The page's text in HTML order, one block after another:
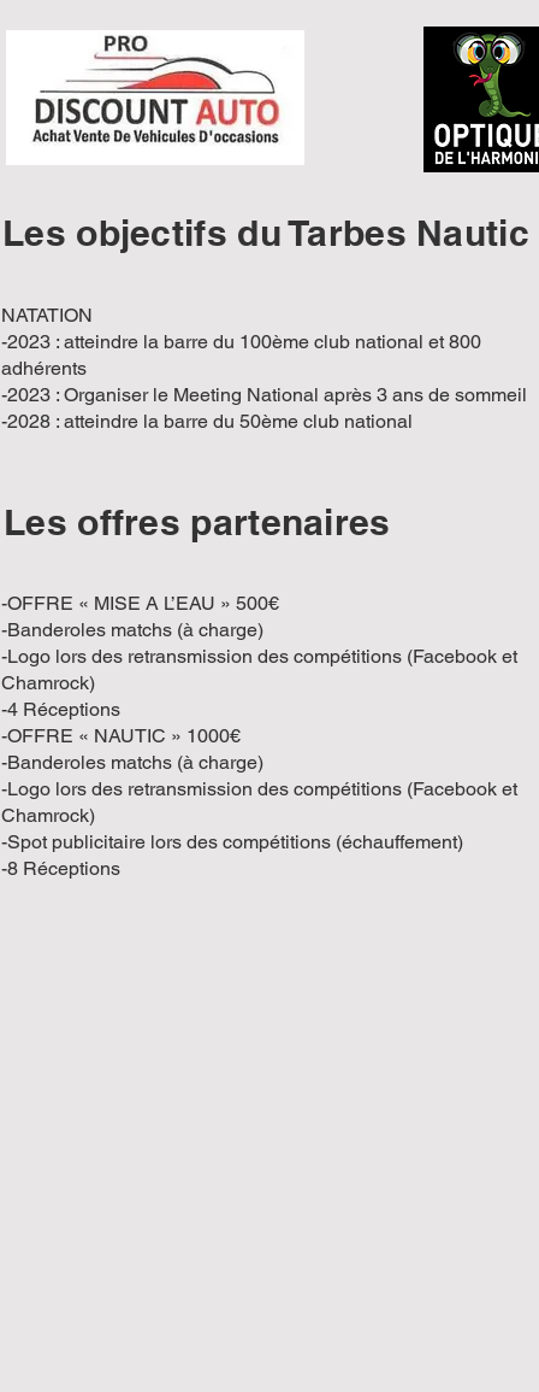
Les objectifs du Tarbes Nautic
NATATION
-2023 : atteindre la barre du 100ème club national et 800
adhérents
-2023 : Organiser le Meeting National après 3 ans de sommeil
-2028 : atteindre la barre du 50ème club national
Les offres partenaires
-OFFRE « MISE A L’EAU » 500€
-Banderoles matchs (à charge)
-Logo lors des retransmission des compétitions (Facebook et
Chamrock)
-4 Réceptions
-OFFRE « NAUTIC » 1000€
-Banderoles matchs (à charge)
-Logo lors des retransmission des compétitions (Facebook et
Chamrock)
-Spot publicitaire lors des compétitions (échauffement)
-8 Réceptions